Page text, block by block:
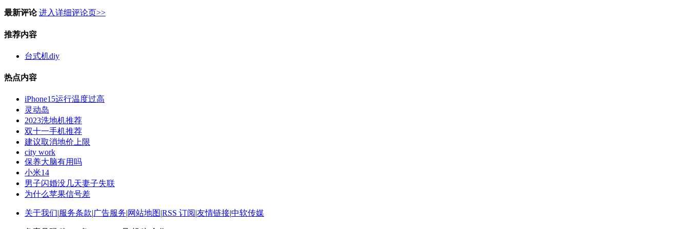
最新评论 进入详细评论页>>
推荐内容
台式机diy
热点内容
iPhone15运行温度过高
灵动岛
2023洗地机推荐
双十一手机推荐
建议取消地价上限
city work
保养大脑有用吗
小米14
男子闪婚没几天妻子失联
为什么苹果信号差
关于我们|服务条款|广告服务|网站地图|RSS 订阅|友情链接|中软传媒